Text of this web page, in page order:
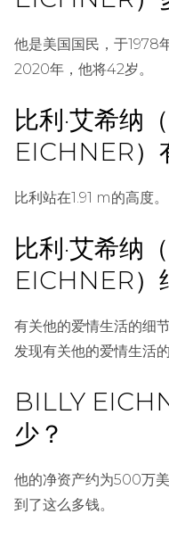
他是美国国民，于1978
2020年，他将42岁。
比利·艾希纳
EICHNER）
比利站在1.91 m的高度。
比利·艾希纳
EICHNER）
有关他的爱情生活的细
发现有关他的爱情生活
BILLY
少？
他的净资产约为500万
到了这么多钱。